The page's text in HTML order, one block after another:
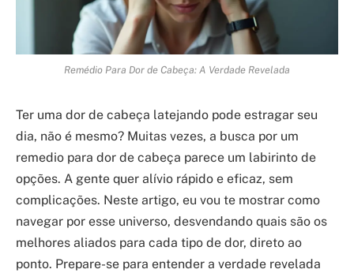
Remédio Para Dor de Cabeça: A Verdade Revelada
Ter uma dor de cabeça latejando pode estragar seu
dia, não é mesmo? Muitas vezes, a busca por um
remedio para dor de cabeça parece um labirinto de
opções. A gente quer alívio rápido e eficaz, sem
complicações. Neste artigo, eu vou te mostrar como
navegar por esse universo, desvendando quais são os
melhores aliados para cada tipo de dor, direto ao
ponto. Prepare-se para entender a verdade revelada